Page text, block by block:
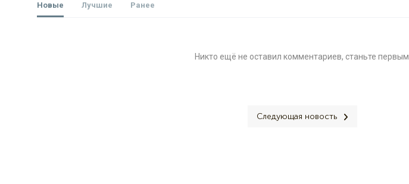
Новые Лучшие Ранее
Никто ещё не оставил комментариев, станьте первым.
Следующая новость